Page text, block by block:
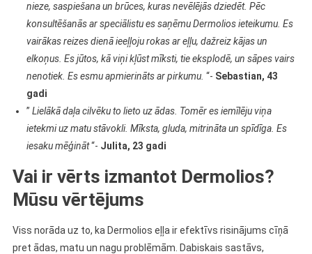
nieze, saspiešana un brūces, kuras nevēlējās dziedēt. Pēc
konsultēšanās ar speciālistu es saņēmu Dermolios ieteikumu. Es
vairākas reizes dienā ieeļļoju rokas ar eļļu, dažreiz kājas un
elkoņus. Es jūtos, kā viņi kļūst mīksti, tie eksplodē, un sāpes vairs
nenotiek. Es esmu apmierināts ar pirkumu. “- Sebastian, 43
gadi
” Lielākā daļa cilvēku to lieto uz ādas. Tomēr es iemīlēju viņa
ietekmi uz matu stāvokli. Mīksta, gluda, mitrināta un spīdīga. Es
iesaku mēģināt“- Julita, 23 gadi
Vai ir vērts izmantot Dermolios?
Mūsu vērtējums
Viss norāda uz to, ka Dermolios eļļa ir efektīvs risinājums cīņā
pret ādas, matu un nagu problēmām. Dabiskais sastāvs,